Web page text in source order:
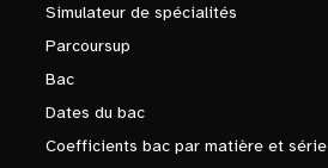
Simulateur de spécialités
Parcoursup
Bac
Dates du bac
Coefficients bac par matière et série